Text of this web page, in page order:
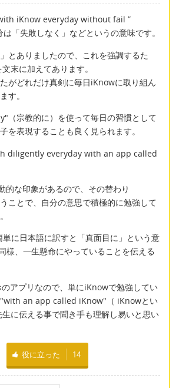
iKnow everyday without fail ”
「失敗しなく」などというの意味です。
とありましたので、これを強調するた
末に加えてあります。
がどれだけ真剣に毎日iKnowに取り組ん
す。
（宗教的に）を使って毎日の習慣として
を表現することも良く見られます。
diligently everyday with an app called
的な印象があるので、その替わり
ことで、自分の意思で積極的に勉強して
に日本語に訳すと「真面目に」という意
、一生懸命にやっていることを伝える
アプリなので、単にiKnowで勉強してい
"with an app called iKnow"（ iKnowとい
に伝える事で聞き手も理解し易いと思い
役に立った 14